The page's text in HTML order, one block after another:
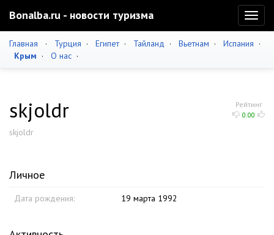
Bonalba.ru - новости туризма
Главная · Турция · Египет· Тайланд · Вьетнам · Испания ·
Крым · О нас ·
Рейтинг
0.00
skjoldr
skjoldr
Личное
Дата рождения: 19 марта 1992